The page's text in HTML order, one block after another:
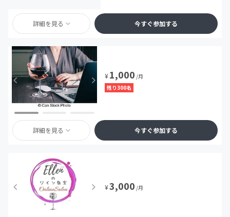
詳細を見る 今すぐ参加する
¥1,000 /月
残り300名
詳細を見る 今すぐ参加する
¥3,000 /月